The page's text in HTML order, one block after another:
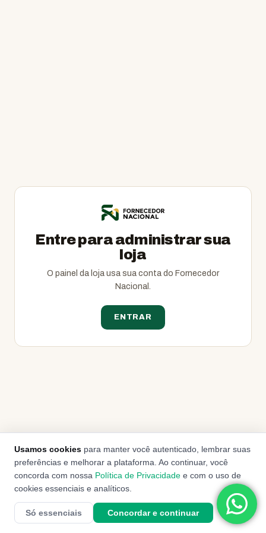
Entre para administrar sua
loja
O painel da loja usa sua conta do Fornecedor
Nacional.
ENTRAR
Usamos cookies para manter você autenticado, lembrar suas
preferências e melhorar a plataforma. Ao continuar, você
concorda com nossa Política de Privacidade e com o uso de
cookies essenciais e analíticos.
Só essenciais Concordar e continuar